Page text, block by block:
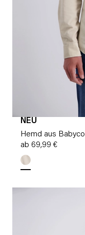
NEU
Hemd aus
ab 69,99 €